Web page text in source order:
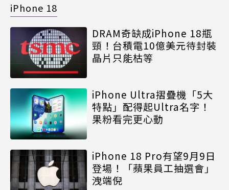
iPhone 18
DRAM奇缺成iPhone 18瓶
頸！台積電10億美元待封裝
晶片只能枯等
iPhone Ultra摺疊機「5大
特點」配得起Ultra名字！
果粉看完更心動
iPhone 18 Pro有望9月9日
登場！「蘋果員工抽選會」
洩端倪